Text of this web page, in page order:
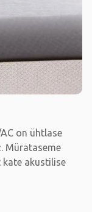
on ühtlase
Mürataseme
akustilise